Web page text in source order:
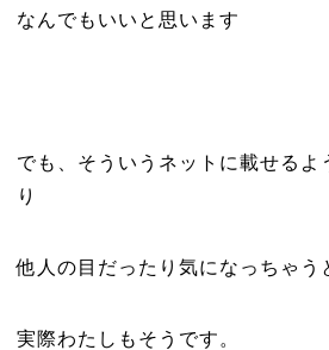
なんでもいいと思います
でも、そういうネットに載せるよ
り
他人の目だったり気になっちゃう
実際わたしもそうです。